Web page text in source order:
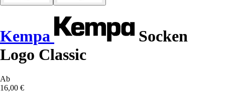
Kempa
Socken
Logo Classic
Ab
16,00 €